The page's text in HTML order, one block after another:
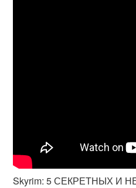
Skyrim: 5 СЕКРЕТНЫХ И